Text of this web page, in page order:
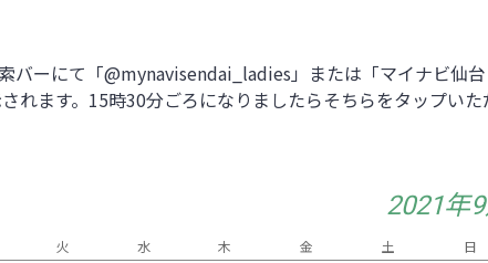
ーにて「@mynavisendai_ladies」または「マイナビ仙
れます。15時30分ごろになりましたらそちらをタップいた
2021年
火 水 木 金 土 日